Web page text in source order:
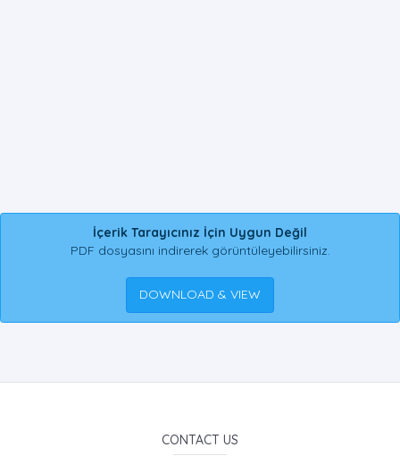
İçerik Tarayıcınız İçin Uygun Değil
PDF dosyasını indirerek görüntüleyebilirsiniz.
DOWNLOAD & VIEW
CONTACT US